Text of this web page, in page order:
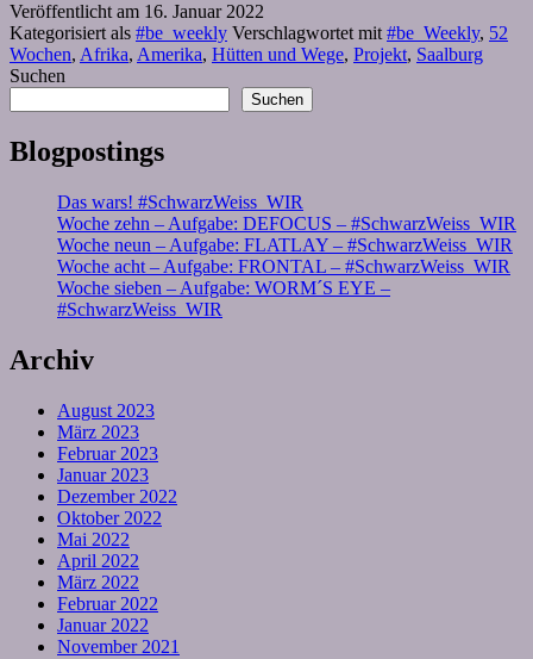
Veröffentlicht am 16. Januar 2022
Kategorisiert als #be_weekly Verschlagwortet mit#be_Weekly, 52
Wochen, Afrika, Amerika, Hütten und Wege, Projekt, Saalburg
Suchen
Suchen
Blogpostings
Das wars! #SchwarzWeiss_WIR
Woche zehn – Aufgabe: DEFOCUS – #SchwarzWeiss_WIR
Woche neun – Aufgabe: FLATLAY – #SchwarzWeiss_WIR
Woche acht – Aufgabe: FRONTAL – #SchwarzWeiss_WIR
Woche sieben – Aufgabe: WORM´S EYE –
#SchwarzWeiss_WIR
Archiv
August 2023
März 2023
Februar 2023
Januar 2023
Dezember 2022
Oktober 2022
Mai 2022
April 2022
März 2022
Februar 2022
Januar 2022
November 2021